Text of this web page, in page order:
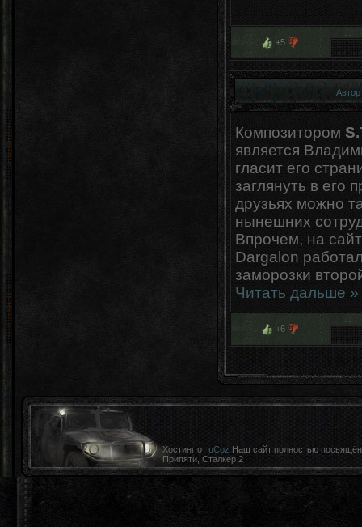
+5
Автор
Композитором
является
гласит его
заглянуть в его
друзьях можно
нынешних
Впрочем, на
Dargalon
заморозки
Читать дальше »
+6
Хостинг от uCoz Наш сайт полностью
Припяти, Сталкер 2